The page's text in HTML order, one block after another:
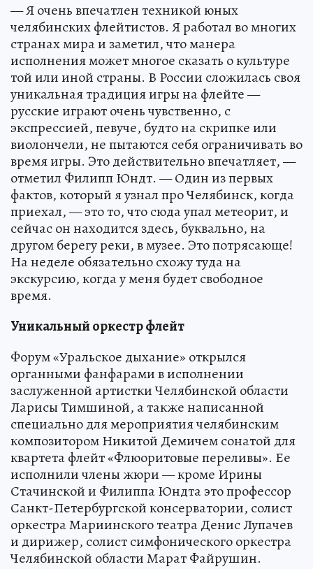
— Я очень впечатлен техникой юных
челябинских флейтистов. Я работал во многих
странах мира и заметил, что манера
исполнения может многое сказать о культуре
той или иной страны. В России сложилась своя
уникальная традиция игры на флейте —
русские играют очень чувственно, с
экспрессией, певуче, будто на скрипке или
виолончели, не пытаются себя ограничивать во
время игры. Это действительно впечатляет, —
отметил Филипп Юндт. — Один из первых
фактов, который я узнал про Челябинск, когда
приехал, — это то, что сюда упал метеорит, и
сейчас он находится здесь, буквально, на
другом берегу реки, в музее. Это потрясающе!
На неделе обязательно схожу туда на
экскурсию, когда у меня будет свободное
время.
Уникальный оркестр флейт
Форум «Уральское дыхание» открылся
органными фанфарами в исполнении
заслуженной артистки Челябинской области
Ларисы Тимшиной, а также написанной
специально для мероприятия челябинским
композитором Никитой Демичем сонатой для
квартета флейт «Флюоритовые переливы». Ее
исполнили члены жюри — кроме Ирины
Стачинской и Филиппа Юндта это профессор
Санкт-Петербургской консерватории, солист
оркестра Мариинского театра Денис Лупачев
и дирижер, солист симфонического оркестра
Челябинской области Марат Файрушин.